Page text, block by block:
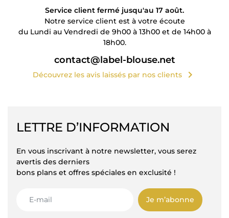
Service client fermé jusqu'au 17 août.
Notre service client est à votre écoute
du Lundi au Vendredi de 9h00 à 13h00 et de 14h00 à
18h00.
contact@label-blouse.net
Découvrez les avis laissés par nos clients chevron_right
LETTRE D’INFORMATION
En vous inscrivant à notre newsletter, vous serez
avertis des derniers
bons plans et offres spéciales en exclusité !
Je m’abonne